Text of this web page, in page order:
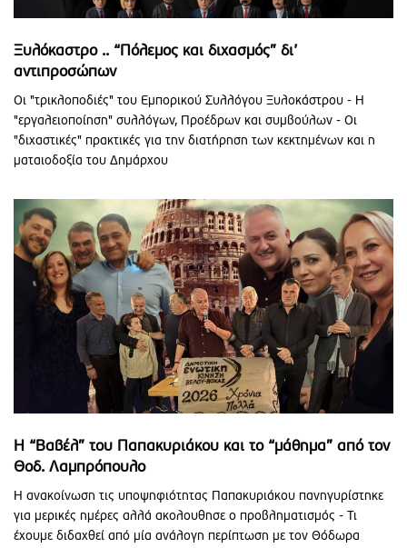
Ξυλόκαστρο .. “Πόλεμος και διχασμός” δι’
αντιπροσώπων
Οι "τρικλοποδιές" του Εμπορικού Συλλόγου Ξυλοκάστρου - Η
"εργαλειοποίηση" συλλόγων, Προέδρων και συμβούλων - Οι
"διχαστικές" πρακτικές για την διατήρηση των κεκτημένων και η
ματαιοδοξία του Δημάρχου
Η “Βαβέλ” του Παπακυριάκου και το “μάθημα” από τον
Θοδ. Λαμπρόπουλο
Η ανακοίνωση τις υποψηφιότητας Παπακυριάκου πανηγυρίστηκε
για μερικές ημέρες αλλά ακολουθησε ο προβληματισμός - Τι
έχουμε διδαχθεί από μία ανάλογη περίπτωση με τον Θόδωρα